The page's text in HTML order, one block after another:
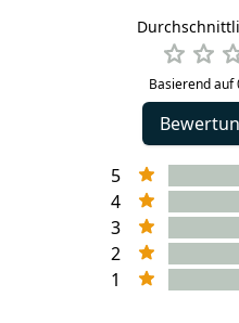
Basierend auf
5
4
3
2
1